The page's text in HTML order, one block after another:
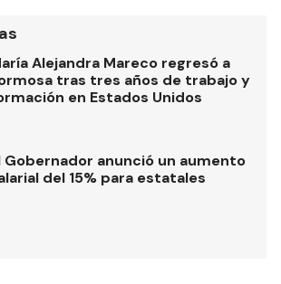
Alejandra Mareco regresó a
tras tres años de trabajo y
en Estados Unidos
Gobernador anunció un aumento
del 15% para estatales